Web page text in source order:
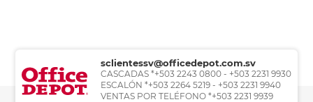
sclientessv@officedepot.com.sv
CASCADAS *+503 2243 0800 - +503 2231 9930
ESCALÓN *+503 2264 5219 - +503 2231 9940
VENTAS POR TELÉFONO *+503 2231 9939